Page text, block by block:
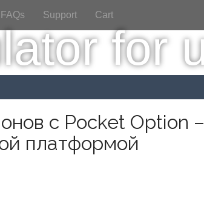
FAQs Support Cart
с Pocket Option –
платформой